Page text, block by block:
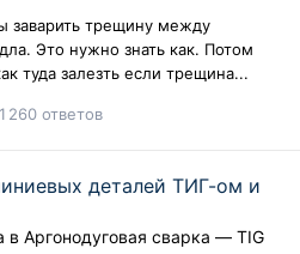
заварить трещину между
Это нужно знать как. Потом
туда залезть если трещина...
1 260 ответов
деталей ТИГ-ом и
в Аргонодуговая сварка — TIG